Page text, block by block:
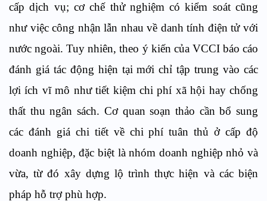
cấp dịch vụ; cơ chế thử nghiệm có kiểm soát cũng
như việc công nhận lẫn nhau về danh tính điện tử với
nước ngoài. Tuy nhiên, theo ý kiến của VCCI báo cáo
đánh giá tác động hiện tại mới chỉ tập trung vào các
lợi ích vĩ mô như tiết kiệm chi phí xã hội hay chống
thất thu ngân sách. Cơ quan soạn thảo cần bổ sung
các đánh giá chi tiết về chi phí tuân thủ ở cấp độ
doanh nghiệp, đặc biệt là nhóm doanh nghiệp nhỏ và
vừa, từ đó xây dựng lộ trình thực hiện và các biện
pháp hỗ trợ phù hợp.